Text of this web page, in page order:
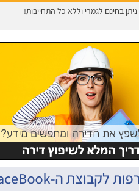
בחינם לגמרי וללא כל התחייבות!